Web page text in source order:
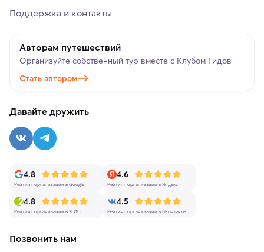
Поддержка и контакты
Авторам путешествий
Организуйте собственный тур вместе с Клубом Гидов
Стать автором
Давайте дружить
4.8
Рейтинг организации в Google
4.6
Рейтинг организации в Яндекс
4.8
Рейтинг организации в 2ГИС
4.5
Рейтинг организации в ВКонтакте
Позвонить нам